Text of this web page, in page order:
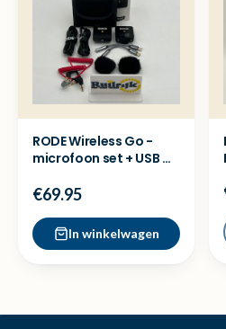
RODE Wireless Go -
microfoon set + USB C
€69.95
In winkelwagen